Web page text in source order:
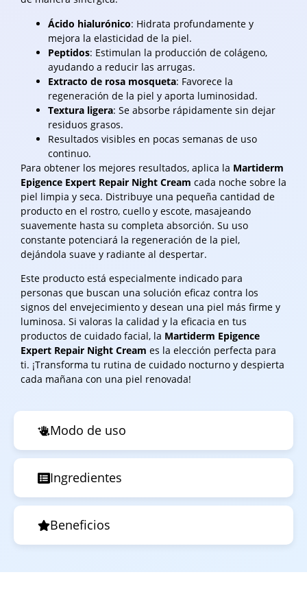
Modo de uso
Ingredientes
Beneficios
Ácido hialurónico: Hidrata profundamente y
mejora la elasticidad de la piel.
Peptidos: Estimulan la producción de colágeno,
ayudando a reducir las arrugas.
Extracto de rosa mosqueta: Favorece la
regeneración de la piel y aporta luminosidad.
Textura ligera: Se absorbe rápidamente sin dejar
residuos grasos.
Resultados visibles en pocas semanas de uso
continuo.
Para obtener los mejores resultados, aplica la Martiderm
Epigence Expert Repair Night Cream cada noche sobre la
piel limpia y seca. Distribuye una pequeña cantidad de
producto en el rostro, cuello y escote, masajeando
suavemente hasta su completa absorción. Su uso
constante potenciará la regeneración de la piel,
dejándola suave y radiante al despertar.
Este producto está especialmente indicado para
personas que buscan una solución eficaz contra los
signos del envejecimiento y desean una piel más firme y
luminosa. Si valoras la calidad y la eficacia en tus
productos de cuidado facial, la Martiderm Epigence
Expert Repair Night Cream es la elección perfecta para
ti. ¡Transforma tu rutina de cuidado nocturno y despierta
cada mañana con una piel renovada!